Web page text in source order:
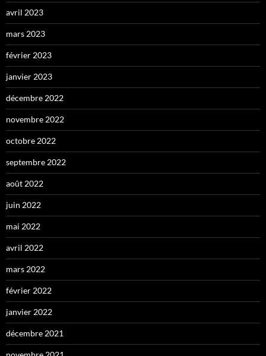
avril 2023
mars 2023
février 2023
janvier 2023
décembre 2022
novembre 2022
octobre 2022
septembre 2022
août 2022
juin 2022
mai 2022
avril 2022
mars 2022
février 2022
janvier 2022
décembre 2021